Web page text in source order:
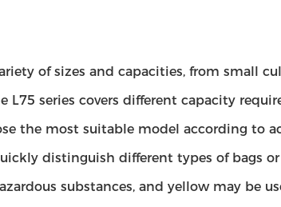
of sizes and capacities, from small
L75 series covers different capacity
the most suitable model according to
distinguish different types of bags or
substances, and yellow may be